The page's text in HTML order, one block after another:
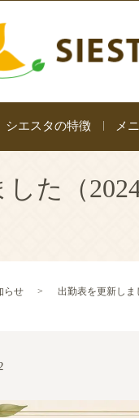
シエスタの特徴 メ
た（
らせ 出勤表を更新しま